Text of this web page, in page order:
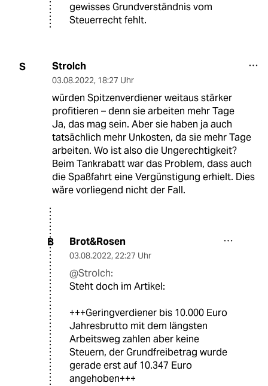
gewisses Grundverständnis vom
Steuerrecht fehlt.
S Strolch
03.08.2022, 18:27 Uhr
würden Spitzenverdiener weitaus stärker
profitieren – denn sie arbeiten mehr Tage
Ja, das mag sein. Aber sie haben ja auch
tatsächlich mehr Unkosten, da sie mehr Tage
arbeiten. Wo ist also die Ungerechtigkeit?
Beim Tankrabatt war das Problem, dass auch
die Spaßfahrt eine Vergünstigung erhielt. Dies
wäre vorliegend nicht der Fall.
B Brot&Rosen
03.08.2022, 22:27 Uhr
@Strolch:
Steht doch im Artikel:
+++Geringverdiener bis 10.000 Euro
Jahresbrutto mit dem längsten
Arbeitsweg zahlen aber keine
Steuern, der Grundfreibetrag wurde
gerade erst auf 10.347 Euro
angehoben+++